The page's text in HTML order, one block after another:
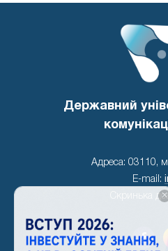
Державний
Адреса: 03110,
E-mail:
Скринька
×